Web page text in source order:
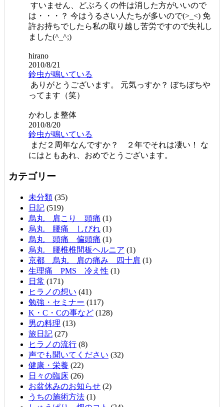
すいません、どぶろくの件は消した方がいいので
は・・・？ 今はうるさい人たちが多いので(>_<) 免
許お持ちでしたら私の取り越し苦労ですので失礼し
ました(^_^;)
hirano
2010/8/21
鈴虫が鳴いている
ありがとうございます。 元気っすか？ ぼちぼちや
ってます（笑）
かわしま整体
2010/8/20
鈴虫が鳴いている
まだ２周年なんですか？ ２年でそれは凄い！ な
にはともあれ、おめでとうございます。
カテゴリー
未分類 (35)
日記 (519)
烏丸 肩こり 頭痛 (1)
烏丸 腰痛 しびれ (1)
烏丸 頭痛 偏頭痛 (1)
烏丸 腰椎椎間板ヘルニア (1)
京都 烏丸 肩の痛み 四十肩 (1)
生理痛 PMS 冷え性 (1)
日常 (171)
ヒラノの想い (41)
勉強・セミナー (117)
K・C・Cの事など (128)
男の料理 (13)
旅日記 (27)
ヒラノの流行 (8)
声でも聞いてください (32)
健康・栄養 (22)
日々の臨床 (26)
お盆休みのお知らせ (2)
うちの施術方法 (1)